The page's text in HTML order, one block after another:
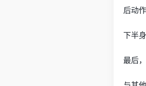
后动
下半
最后